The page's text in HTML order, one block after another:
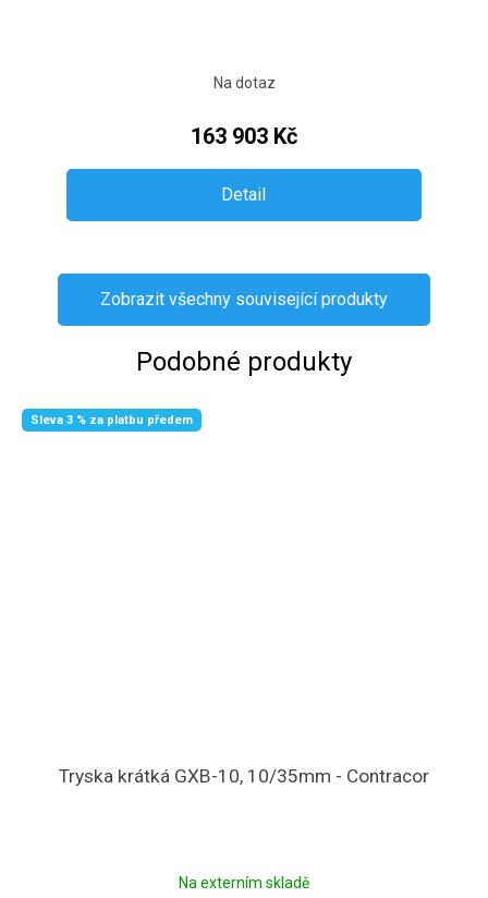
Na dotaz
163 903 Kč
Detail
Zobrazit všechny související produkty
Podobné produkty
Sleva 3 % za platbu předem
Tryska krátká GXB-10, 10/35mm - Contracor
Na externím skladě